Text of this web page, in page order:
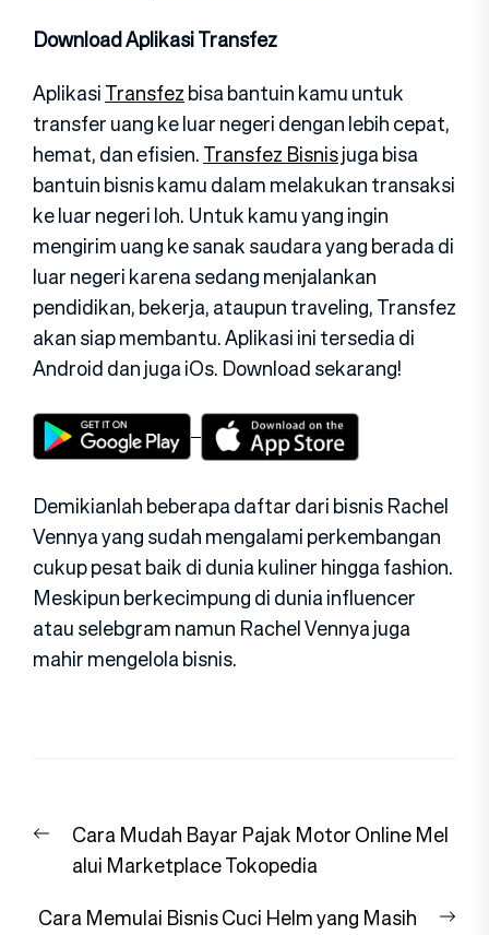
Download Aplikasi Transfez
AplikasiTransfezbisa bantuin kamu untuk
transfer uang ke luar negeri dengan lebih cepat,
hemat, dan efisien.Transfez Bisnisjuga bisa
bantuin bisnis kamu dalam melakukan transaksi
ke luar negeri loh. Untuk kamu yang ingin
mengirim uang ke sanak saudara yang berada di
luar negeri karena sedang menjalankan
pendidikan, bekerja, ataupun traveling, Transfez
akan siap membantu. Aplikasi ini tersedia di
Android dan juga iOs. Download sekarang!
Demikianlah beberapa daftar dari bisnis Rachel
Vennya yang sudah mengalami perkembangan
cukup pesat baik di dunia kuliner hingga fashion.
Meskipun berkecimpung di dunia influencer
atau selebgram namun Rachel Vennya juga
mahir mengelola bisnis.
pos
Previous
post:
Cara Mudah Bayar Pajak Motor Online Mel
alui Marketplace Tokopedia
Cara Memulai Bisnis Cuci Helm yang Masih